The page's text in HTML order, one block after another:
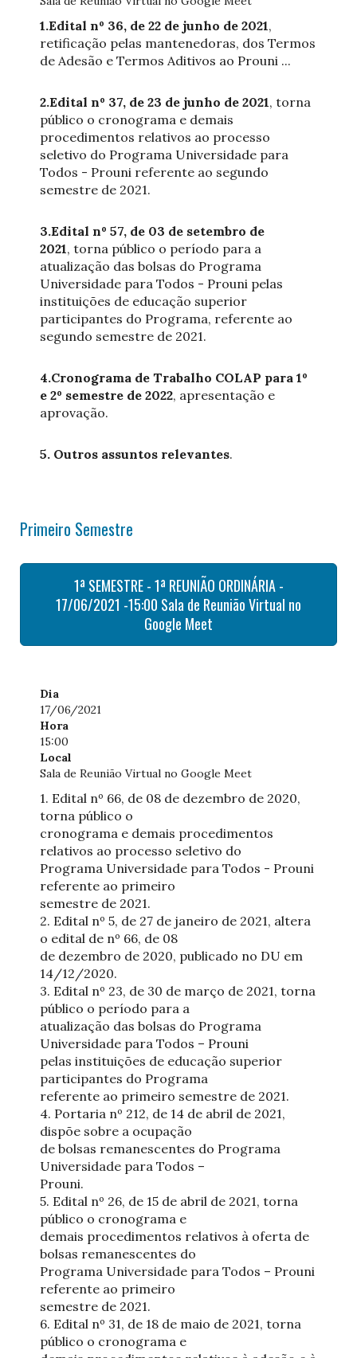
1.Edital nº 36, de 22 de junho de 2021,
retificação pelas mantenedoras, dos Termos
de Adesão e Termos Aditivos ao Prouni ...
2.Edital nº 37, de 23 de junho de 2021, torna
público o cronograma e demais
procedimentos relativos ao processo
seletivo do Programa Universidade para
Todos - Prouni referente ao segundo
semestre de 2021.
3.Edital nº 57, de 03 de setembro de
2021, torna público o período para a
atualização das bolsas do Programa
Universidade para Todos - Prouni pelas
instituições de educação superior
participantes do Programa, referente ao
segundo semestre de 2021.
4.Cronograma de Trabalho COLAP para 1º
e 2º semestre de 2022, apresentação e
aprovação.
5. Outros assuntos relevantes.
Primeiro Semestre
1ª SEMESTRE - 1ª REUNIÃO ORDINÁRIA -
17/06/2021 -15:00 Sala de Reunião Virtual no
Google Meet
Dia
17/06/2021
Hora
15:00
Local
Sala de Reunião Virtual no Google Meet
1. Edital nº 66, de 08 de dezembro de 2020,
torna público o
cronograma e demais procedimentos
relativos ao processo seletivo do
Programa Universidade para Todos - Prouni
referente ao primeiro
semestre de 2021.
2. Edital nº 5, de 27 de janeiro de 2021, altera
o edital de nº 66, de 08
de dezembro de 2020, publicado no DU em
14/12/2020.
3. Edital nº 23, de 30 de março de 2021, torna
público o período para a
atualização das bolsas do Programa
Universidade para Todos – Prouni
pelas instituições de educação superior
participantes do Programa
referente ao primeiro semestre de 2021.
4. Portaria nº 212, de 14 de abril de 2021,
dispõe sobre a ocupação
de bolsas remanescentes do Programa
Universidade para Todos –
Prouni.
5. Edital nº 26, de 15 de abril de 2021, torna
público o cronograma e
demais procedimentos relativos à oferta de
bolsas remanescentes do
Programa Universidade para Todos – Prouni
referente ao primeiro
semestre de 2021.
6. Edital nº 31, de 18 de maio de 2021, torna
público o cronograma e